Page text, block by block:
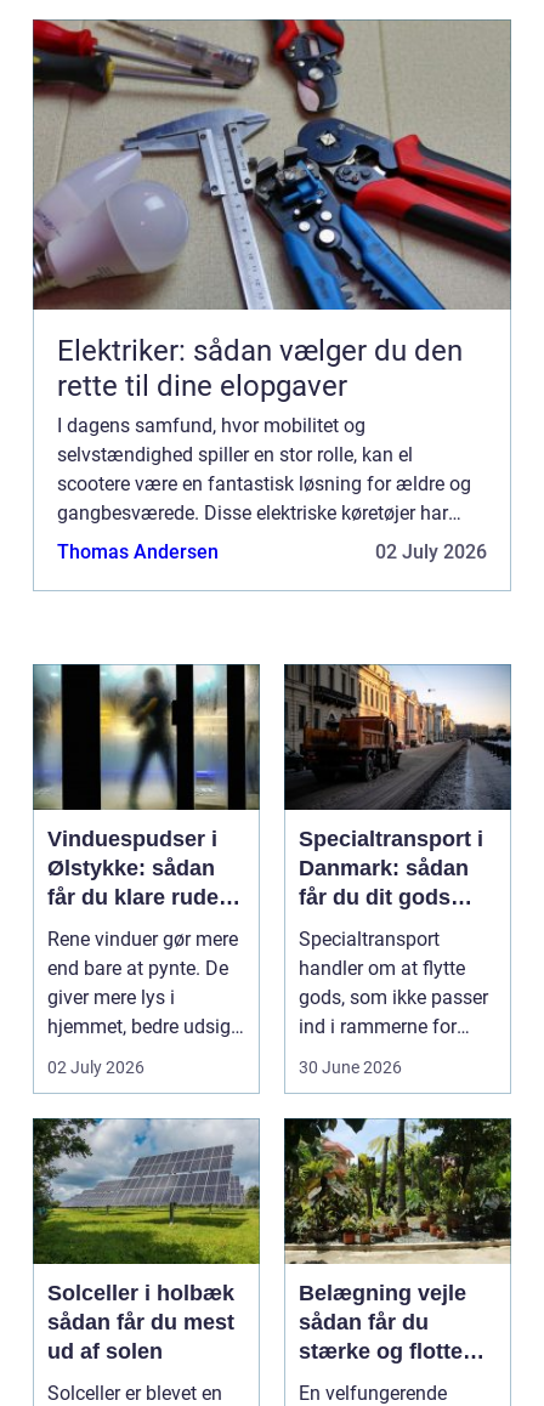
Elektriker: sådan vælger du den
rette til dine elopgaver
I dagens samfund, hvor mobilitet og
selvstændighed spiller en stor rolle, kan el
scootere være en fantastisk løsning for ældre og
gangbesværede. Disse elektriske køretøjer har
revolutioneret måden, hvorpå personer med
Thomas Andersen 02 July 2026
Vinduespudser i
Ølstykke: sådan
får du klare ruder
året rundt
Rene vinduer gør mere
end bare at pynte. De
giver mere lys i
hjemmet, bedre udsigt
og et p&ae...
02 July 2026
Specialtransport i
Danmark: sådan
får du dit gods
sikkert frem
Specialtransport
handler om at flytte
gods, som ikke passer
ind i rammerne for
30 June 2026
Solceller i holbæk
sådan får du mest
ud af solen
Solceller er blevet en
Belægning vejle
sådan får du
stærke og flotte
udendørs arealer
En velfungerende